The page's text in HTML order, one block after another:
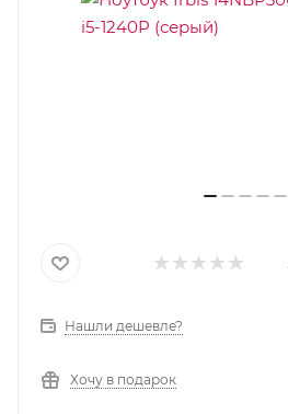
Нашли дешевле?
Хочу в подарок